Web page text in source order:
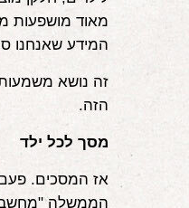
מאוד מושפעות
המידע שאנחנו
זה נושא
הזה.
מסך לכל ילד
אז המסכים.
הממשלה "מחשב